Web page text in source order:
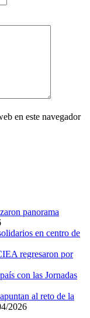
en este navegador
panorama
en centro de
regresaron por
con las Jornadas
al reto de la
2026